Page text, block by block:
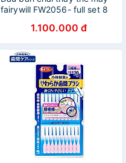
fairywill FW2056- full set 8
1.100.000 đ